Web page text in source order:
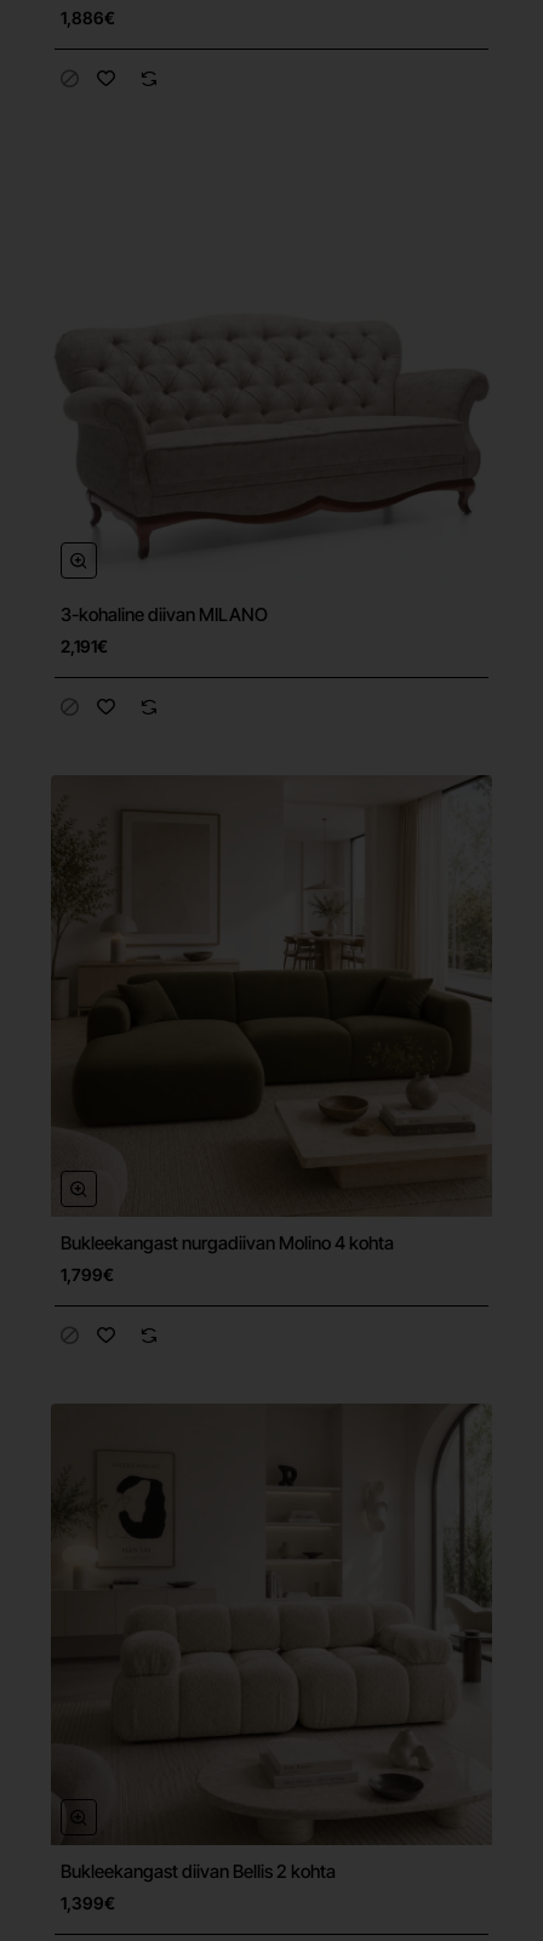
1,886€
3-kohaline diivan MILANO
2,191€
Tasuta tarne
Bukleekangast nurgadiivan Molino 4 kohta
1,799€
Bukleekangast diivan Bellis 2 kohta
1,399€